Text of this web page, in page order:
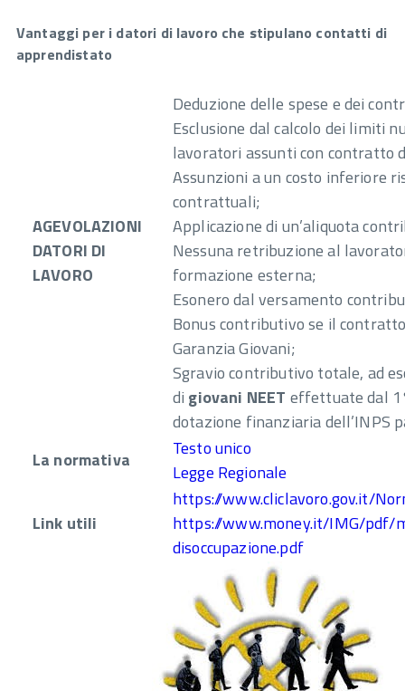
Vantaggi per i datori di lavoro che stipulano contatti di
apprendistato
AGEVOLAZIONI
DATORI DI
LAVORO
Deduzione delle spese e dei
Esclusione dal calcolo dei limiti
lavoratori assunti con contratto
Assunzioni a un costo inferiore
contrattuali;
Applicazione di un’aliquota
Nessuna retribuzione al
formazione esterna;
Esonero dal versamento
Bonus contributivo se il
Garanzia Giovani;
Sgravio contributivo totale, ad
di giovani NEET effettuate dal
dotazione finanziaria dell’INPS
La normativa
Testo unico
Legge Regionale
Link utili
https://www.cliclavoro.gov.it/
https://www.money.it/IMG/
disoccupazione.pdf